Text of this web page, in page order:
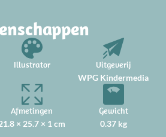
Illustrator Uitgeverij
WPG Kindermedia
Afmetingen
× 25.7 × 1 cm
Gewicht
0.37 kg